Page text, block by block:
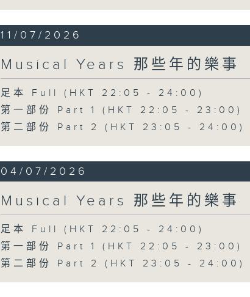
11/07/2026
Musical Years 那些年的樂事
足本 Full (HKT 22:05 - 24:00)
第一部份 Part 1 (HKT 22:05 - 23:00)
第二部份 Part 2 (HKT 23:05 - 24:00)
04/07/2026
Musical Years 那些年的樂事
足本 Full (HKT 22:05 - 24:00)
第一部份 Part 1 (HKT 22:05 - 23:00)
第二部份 Part 2 (HKT 23:05 - 24:00)